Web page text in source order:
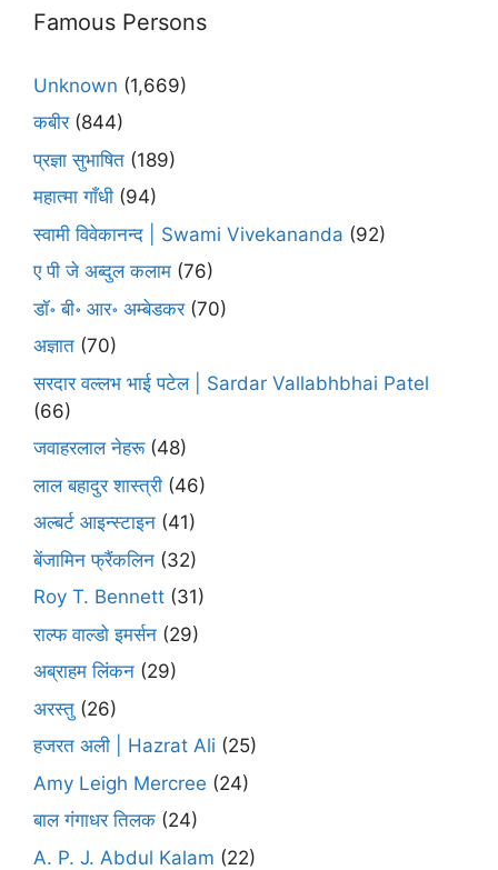
Famous Persons
Unknown (1,669)
कबीर(844)
प्रज्ञा सुभाषित (189)
महात्मा गाँधी (94)
स्वामी विवेकानन्द | Swami Vivekananda (92)
ए पी जे अब्दुल कलाम (76)
डॉ॰ बी॰ आर॰ अम्बेडकर(70)
अज्ञात (70)
सरदार वल्लभ भाई पटेल | Sardar Vallabhbhai Patel
(66)
जवाहरलाल नेहरू(48)
लाल बहादुर शास्त्री (46)
अल्बर्ट आइन्स्टाइन (41)
बेंजामिन फ्रैंकलिन (32)
Roy T. Bennett (31)
राल्फ वाल्डो इमर्सन (29)
अब्राहम लिंकन (29)
अरस्तु (26)
हजरत अली | Hazrat Ali (25)
Amy Leigh Mercree (24)
बाल गंगाधर तिलक (24)
A. P. J. Abdul Kalam (22)